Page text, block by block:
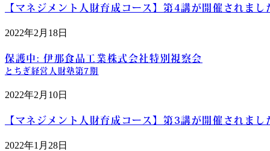
【マネジメント人財育成コース】第4講が開催されまし
2022年2月18日
保護中: 伊那食品工業株式会社特別視察会
とちぎ経営人財塾第7期
2022年2月10日
【マネジメント人財育成コース】第3講が開催されまし
2022年1月28日